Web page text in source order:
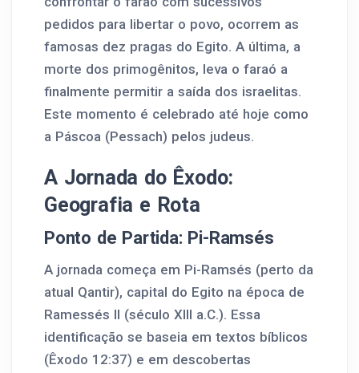
pedidos para libertar o povo, ocorrem as
famosas dez pragas do Egito. A última, a
morte dos primogênitos, leva o faraó a
finalmente permitir a saída dos israelitas.
Este momento é celebrado até hoje como
a Páscoa (Pessach) pelos judeus.
A Jornada do Êxodo:
Geografia e Rota
Ponto de Partida: Pi-Ramsés
A jornada começa em Pi-Ramsés (perto da
atual Qantir), capital do Egito na época de
Ramessés II (século XIII a.C.). Essa
identificação se baseia em textos bíblicos
(Êxodo 12:37) e em descobertas